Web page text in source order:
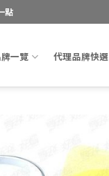
點
一覽 代理品牌快選